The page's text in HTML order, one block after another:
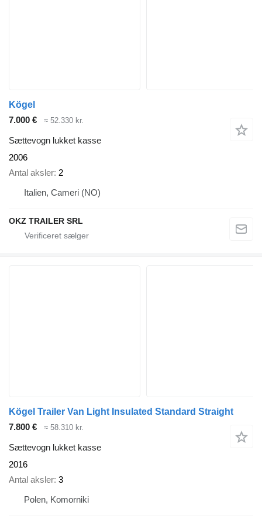
Kögel
7.000 €
≈ 52.330 kr.
Sættevogn lukket kasse
2006
Antal aksler 2
Italien, Cameri (NO)
OKZ TRAILER SRL
Kögel Trailer Van Light Insulated Standard Straight
7.800 €
≈ 58.310 kr.
Sættevogn lukket kasse
2016
Antal aksler 3
Polen, Komorniki